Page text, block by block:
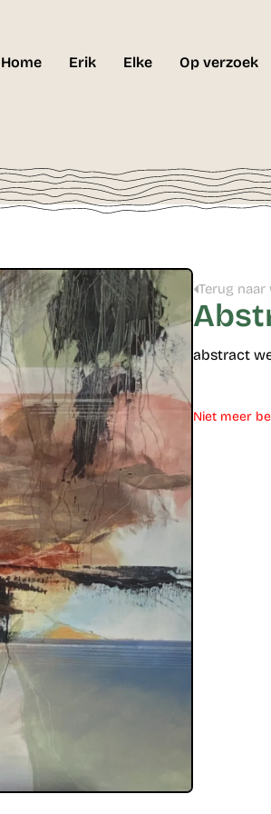
Home Erik Elke Op verzoek
Terug naar
abstract
Niet meer